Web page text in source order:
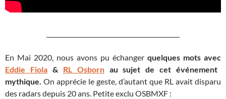
En Mai 2020, nous avons pu échanger quelques mots avec
Eddie Fiola& RL Osbornau sujet de cet événement
mythique. On apprécie le geste, d’autant que RL avait disparu
des radars depuis 20 ans. Petite exclu OSBMXF :